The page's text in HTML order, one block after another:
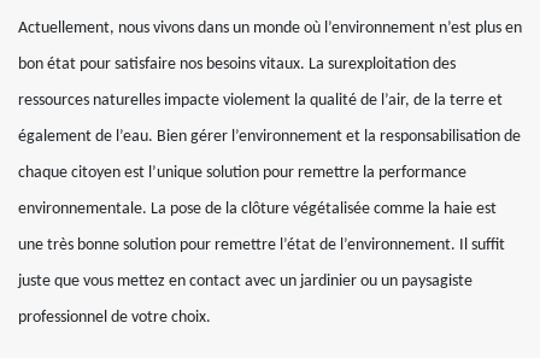
Actuellement, nous vivons dans un monde où l’environnement n’est plus en
bon état pour satisfaire nos besoins vitaux. La surexploitation des
ressources naturelles impacte violement la qualité de l’air, de la terre et
également de l’eau. Bien gérer l’environnement et la responsabilisation de
chaque citoyen est l’unique solution pour remettre la performance
environnementale. La pose de la clôture végétalisée comme la haie est
une très bonne solution pour remettre l’état de l’environnement. Il suffit
juste que vous mettez en contact avec un jardinier ou un paysagiste
professionnel de votre choix.